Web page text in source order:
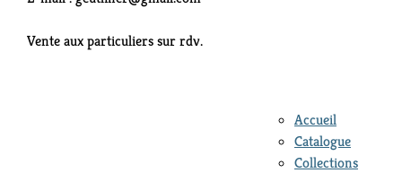
Vente aux particuliers sur rdv.
Accueil
Catalogue
Collections